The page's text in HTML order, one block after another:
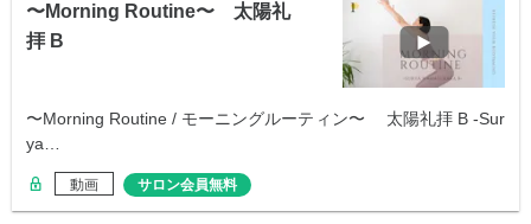
〜Morning Routine〜 太陽礼
拝 B
〜Morning Routine / モーニングルーティン〜 太陽礼拝 B -Sur
ya…
動画 サロン会員無料